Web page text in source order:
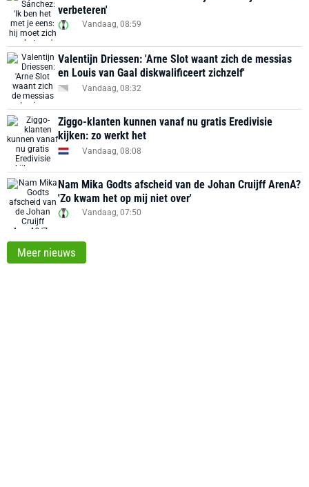
verbeteren'
Vandaag, 08:59
Valentijn Driessen: 'Arne Slot waant zich de messias
en Louis van Gaal diskwalificeert zichzelf'
Vandaag, 08:32
Ziggo-klanten kunnen vanaf nu gratis Eredivisie
kijken: zo werkt het
Vandaag, 08:08
Nam Mika Godts afscheid van de Johan Cruijff ArenA?
'Zo kwam het op mij niet over'
Vandaag, 07:50
Meer nieuws